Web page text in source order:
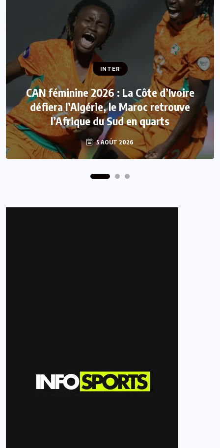
INTER
CAN féminine 2026 : La Côte d’Ivoire
défiera l’Algérie, le Maroc retrouve
l’Afrique du Sud en quarts
5 AOÛT 2026
INTER
Football : CANAL+ Afrique diffusera en
exclusivité les Coupes d’Europe à partir
de 2027
5 AOÛT 2026